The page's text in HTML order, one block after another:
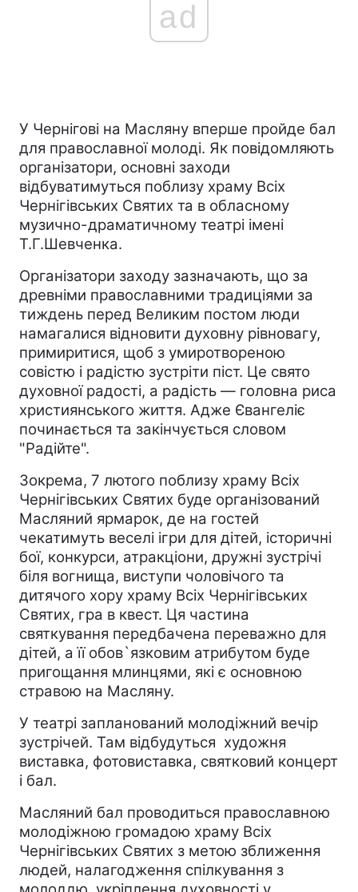
ad
У Чернігові на Масляну вперше пройде бал
для православної молоді. Як повідомляють
організатори, основні заходи
відбуватимуться поблизу храму Всіх
Чернігівських Святих та в обласному
музично-драматичному театрі імені
Т.Г.Шевченка.
Організатори заходу зазначають, що за
древніми православними традиціями за
тиждень перед Великим постом люди
намагалися відновити духовну рівновагу,
примиритися, щоб з умиротвореною
совістю і радістю зустріти піст. Це свято
духовної радості, а радість — головна риса
християнського життя. Адже Євангеліє
починається та закінчується словом
"Радійте".
Зокрема, 7 лютого поблизу храму Всіх
Чернігівських Святих буде організований
Масляний ярмарок, де на гостей
чекатимуть веселі ігри для дітей, історичні
бої, конкурси, атракціони, дружні зустрічі
біля вогнища, виступи чоловічого та
дитячого хору храму Всіх Чернігівських
Святих, гра в квест. Ця частина
святкування передбачена переважно для
дітей, а її обов`язковим атрибутом буде
пригощання млинцями, які є основною
стравою на Масляну.
У театрі запланований молодіжний вечір
зустрічей. Там відбудуться художня
виставка, фотовиставка, святковий концерт
і бал.
Масляний бал проводиться православною
молодіжною громадою храму Всіх
Чернігівських Святих з метою зближення
людей, налагодження спілкування з